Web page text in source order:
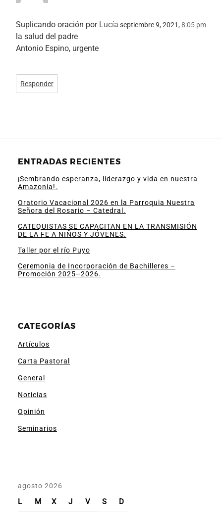
Lucía septiembre 9, 2021, 8:05 pm
Suplicando oración por
la salud del padre
Antonio Espino, urgente
Responder
ENTRADAS RECIENTES
¡Sembrando esperanza, liderazgo y vida en nuestra
Amazonía!.
Oratorio Vacacional 2026 en la Parroquia Nuestra
Señora del Rosario – Catedral.
CATEQUISTAS SE CAPACITAN EN LA TRANSMISIÓN
DE LA FE A NIÑOS Y JÓVENES.
Taller por el río Puyo
Ceremonia de Incorporación de Bachilleres –
Promoción 2025–2026.
CATEGORÍAS
Artículos
Carta Pastoral
General
Noticias
Opinión
Seminarios
agosto 2026
L M X J V S D